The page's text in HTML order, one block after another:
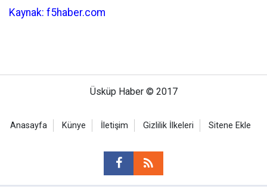
Kaynak: f5haber.com
Üsküp Haber © 2017
Anasayfa Künye İletişim Gizlilik İlkeleri Sitene Ekle